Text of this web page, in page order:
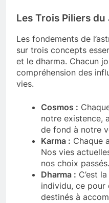
Les Trois Piliers
Les fondements de
sur trois concepts
et le dharma. Chacun
compréhension des
vies.
Cosmos :
notre existence,
de fond à notre
Karma : Chaque
Nos vies
nos choix passés.
Dharma : C’est
individu, ce pour
destinés à